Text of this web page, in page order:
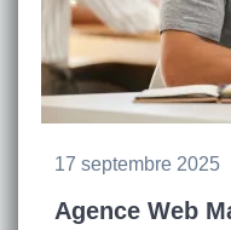
17 septembre 2025
Agence Web